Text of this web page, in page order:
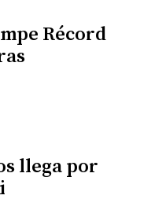
Récord
llega por